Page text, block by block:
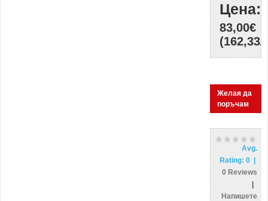
Цена:
83,00€
Желая да
поръчам
Avg.
Rating: 0
0 Reviews
Напишете